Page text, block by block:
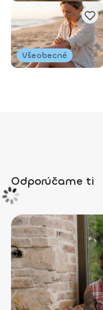
Všeobecné
Odporúčame ti